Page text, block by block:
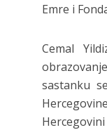
Emre i
Cemal
sastanku